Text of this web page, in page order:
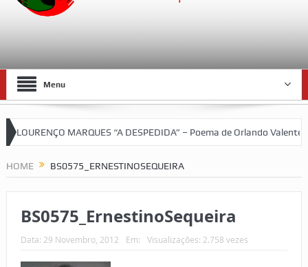
Menu
LOURENÇO MARQUES “A DESPEDIDA” – Poema de Orlando Valente
HOME BS0575_ERNESTINOSEQUEIRA
BS0575_ErnestinoSequeira
Data: 29 Novembro, 2012 Em: Visualizações: 2.758 vezes